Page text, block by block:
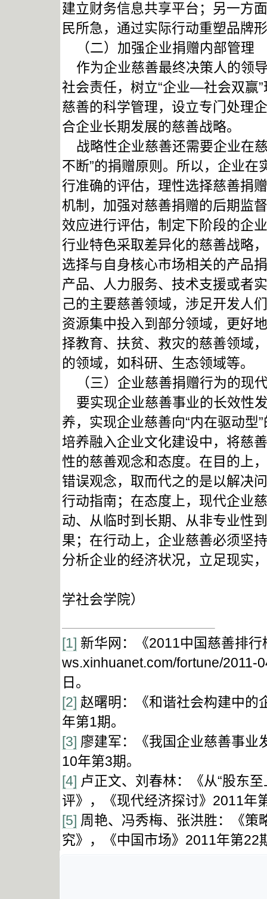
建立财务信息共享平台；另一方
民所急，通过实际行动重塑品牌
（二）加强企业捐赠内部管理
作为企业慈善最终决策人的领
社会责任，树立“企业—社会双赢
慈善的科学管理，设立专门处理
合企业长期发展的慈善战略。
战略性企业慈善还需要企业在
不断”的捐赠原则。所以，企业
行准确的评估，理性选择慈善捐
机制，加强对慈善捐赠的后期监
效应进行评估，制定下阶段的企
行业特色采取差异化的慈善战略
选择与自身核心市场相关的产品
产品、人力服务、技术支援或者
己的主要慈善领域，涉足开发人
资源集中投入到部分领域，更好
择教育、扶贫、救灾的慈善领域
的领域，如科研、生态领域等。
（三）企业慈善捐赠行为的现
要实现企业慈善事业的长效性
养，实现企业慈善向“内在驱动型
培养融入企业文化建设中，将慈
性的慈善观念和态度。在目的上
错误观念，取而代之的是以解决
行动指南；在态度上，现代企业
动、从临时到长期、从非专业性
果；在行动上，企业慈善必须坚
分析企业的经济状况，立足现实
学社会学院）
[1] 新华网：《2011中国慈善排
ws.xinhuanet.com/fortune/2011-
日。
[2] 赵曙明：《和谐社会构建中的
年第1期。
[3] 廖建军：《我国企业慈善事业
10年第3期。
[4] 卢正文、刘春林：《从“股东
评》，《现代经济探讨》2011年
[5] 周艳、冯秀梅、张洪胜：《
究》，《中国市场》2011年第22